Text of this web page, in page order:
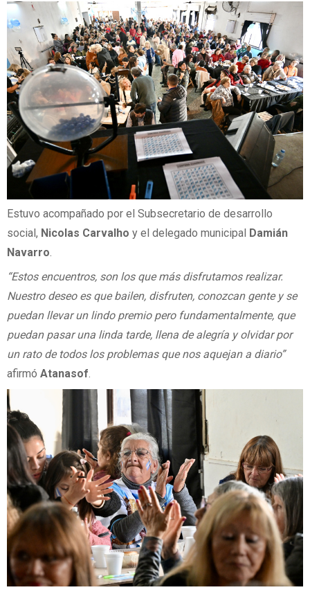
Estuvo acompañado por el Subsecretario de desarrollo
social, Nicolas Carvalho y el delegado municipal Damián
Navarro.
“Estos encuentros, son los que más disfrutamos realizar.
Nuestro deseo es que bailen, disfruten, conozcan gente y se
puedan llevar un lindo premio pero fundamentalmente, que
puedan pasar una linda tarde, llena de alegría y olvidar por
un rato de todos los problemas que nos aquejan a diario”
afirmó Atanasof.